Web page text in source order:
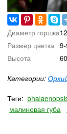
Диаметр горшка
Размер цветка
Высота
Категории:
Теги:
малиновая губа